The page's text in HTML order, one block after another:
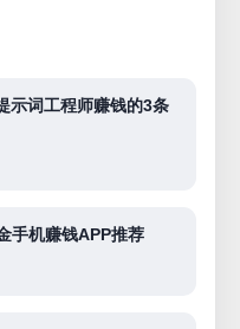
示词工程师赚钱的3条
手机赚钱APP推荐